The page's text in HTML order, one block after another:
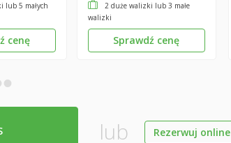
lub 5 małych
cenę
2 duże walizki lub 3 małe
walizki
Sprawdź cenę
•
lub Rezerwuj online